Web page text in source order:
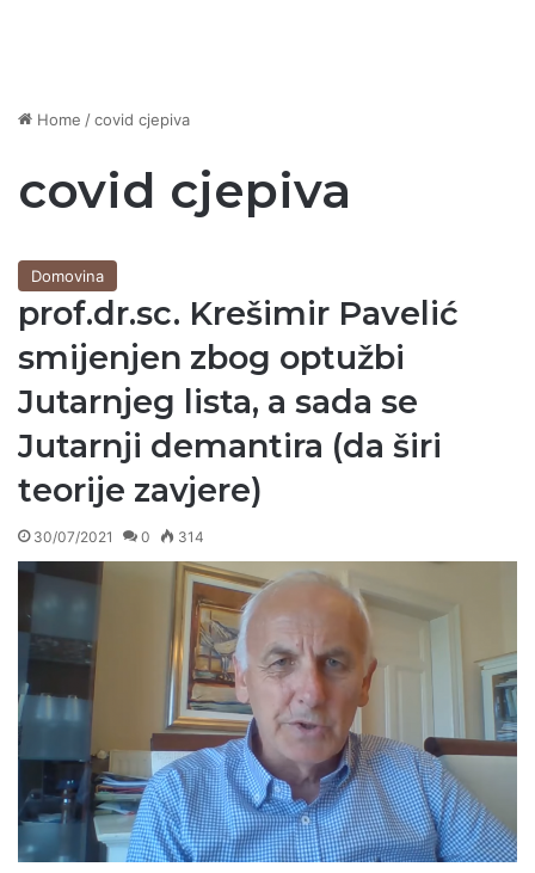
Home /covid cjepiva
covid cjepiva
Domovina
prof.dr.sc. Krešimir Pavelić
smijenjen zbog optužbi
Jutarnjeg lista, a sada se
Jutarnji demantira (da širi
teorije zavjere)
30/07/2021 0 314